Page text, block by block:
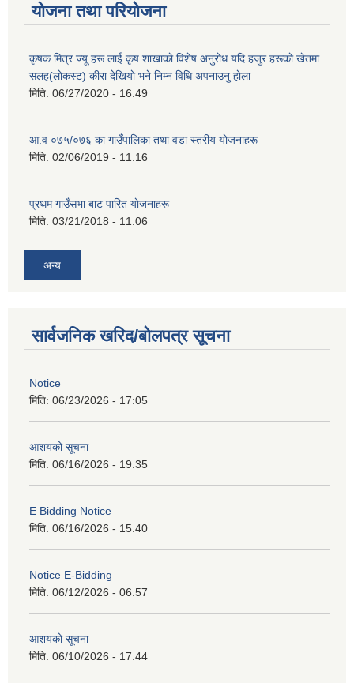
योजना तथा परियोजना
कृषक मित्र ज्यू हरू लाई कृष शाखाकाे विशेष अनुराेध यदि हजुर हरूकाे खेतमा
सलह(लाेकस्ट) कीरा देखियाे भने निम्न विधि अपनाउनु हाेला
मिति: 06/27/2020 - 16:49
आ‍.व ०७५/०७६ का गाउँपालिका तथा वडा स्तरीय याेजनाहरू
मिति: 02/06/2019 - 11:16
प्रथम गाउँसभा बाट पारित याेजनाहरू
मिति: 03/21/2018 - 11:06
अन्य
सार्वजनिक खरिद/बोलपत्र सूचना
Notice
मिति: 06/23/2026 - 17:05
आशयको सूचना
मिति: 06/16/2026 - 19:35
E Bidding Notice
मिति: 06/16/2026 - 15:40
Notice E-Bidding
मिति: 06/12/2026 - 06:57
आशयको सूचना
मिति: 06/10/2026 - 17:44